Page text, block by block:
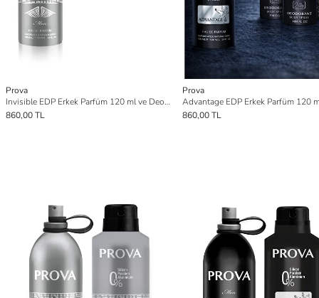
Prova
Invisible EDP Erkek Parfüm 120 ml ve Deodorant 150 ml 3 Adet
860,00 TL
Prova
860,00 TL